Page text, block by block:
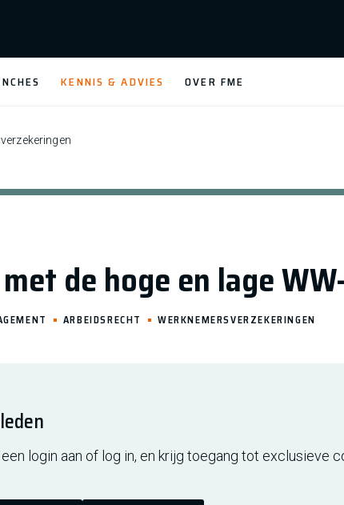
KENNIS & ADVIES OVER FME
de hoge en lage
ARBEIDSRECHT WERKNEMERSVERZEKERINGEN
login aan of log in, en krijg toegang tot exclusieve